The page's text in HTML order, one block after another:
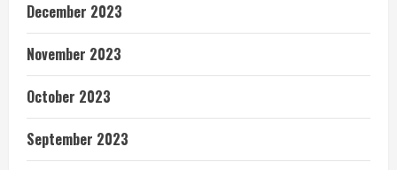
December 2023
November 2023
October 2023
September 2023